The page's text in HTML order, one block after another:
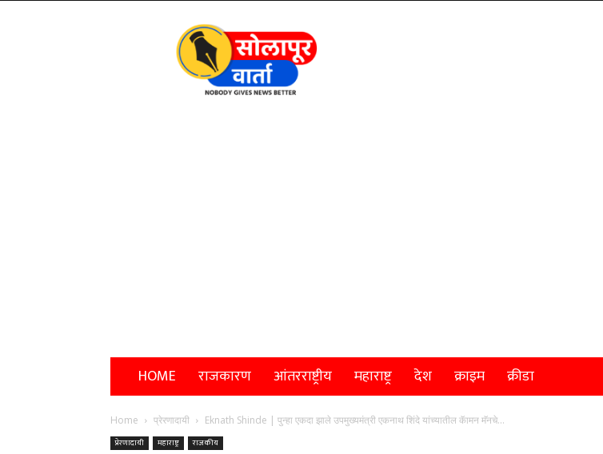
Solapur
Varta
HOME राजकारण आंतरराष्ट्रीय महाराष्ट्र देश क्राइम क्रीडा
Home प्रेरणादायी Eknath Shinde | पुन्हा एकदा झाले उपमुख्यमंत्री एकनाथ शिंदे यांच्यातील कॅामन मॅनचे...
प्रेरणादायी महाराष्ट्र राजकीय